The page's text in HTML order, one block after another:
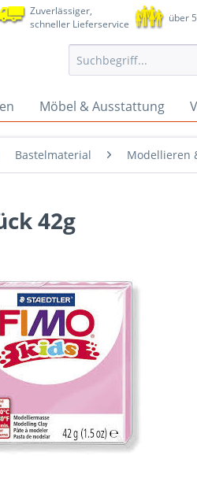
Zuverlässiger,
schneller Lieferservice
über
Möbel & Ausstattung
Bastelmaterial Modellieren
42g